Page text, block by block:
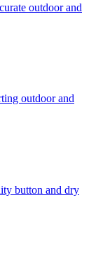
outdoor and
outdoor and
button and dry